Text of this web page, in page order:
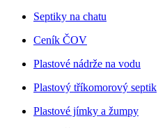
Septiky na chatu
Ceník ČOV
Plastové nádrže na vodu
Plastový tříkomorový septik
Plastové jímky a žumpy